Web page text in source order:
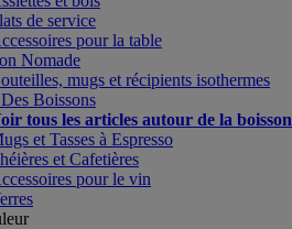
de service
pour la table
Nomade
mugs et récipients isothermes
Boissons
tous les articles autour de la boisson
et Tasses à Espresso
et Cafetières
pour le vin